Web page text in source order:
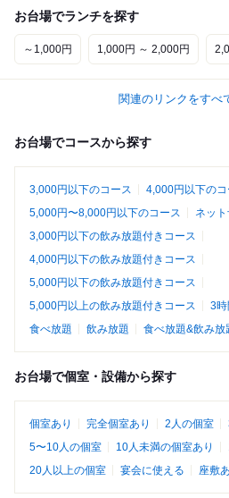
お台場でランチを探す
～1,000円 1,000円 ～ 2,000円
関連のリンクをすべ
お台場でコースから探す
3,000円以下のコース
4,000円以下のコ
5,000円〜8,000円以下のコース
ネッ
3,000円以下の飲み放題付きコース
4,000円以下の飲み放題付きコース
5,000円以下の飲み放題付きコース
5,000円以上の飲み放題付きコース
3時
食べ放題
飲み放題 食べ放題&飲み放
お台場で個室・設備から探す
個室あり 完全個室あり 2人の個室
5〜10人の個室
10人未満の個室あり
20人以上の個室
宴会に使える 座敷